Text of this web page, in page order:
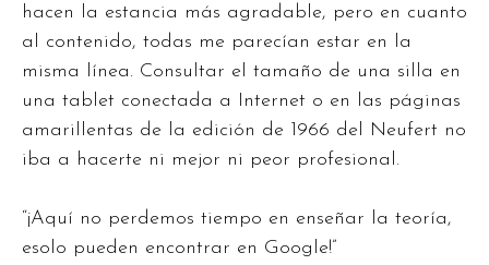
hacen la estancia más agradable, pero en cuanto
al contenido, todas me parecían estar en la
misma línea. Consultar el tamaño de una silla en
una tablet conectada a Internet o en las páginas
amarillentas de la edición de 1966 del Neufert no
iba a hacerte ni mejor ni peor profesional.
“¡Aquí no perdemos tiempo en enseñar la teoría,
esolo pueden encontrar en Google!”